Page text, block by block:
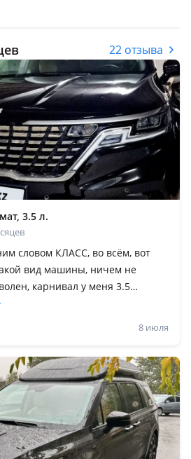
22 отзыва
3.5 л.
словом КЛАСС, во всём, вот
вид машины, ничем не
карнивал у меня 3.5
самый надёжный двигатель,
смело заводится, для большой
лучше конечно чем Китайский
классно едет на трассе, если
сиденья все мягко едет, 2023
торможение отличный, фары
ночью, только когда моешь эту
всё хорошо
8 июля